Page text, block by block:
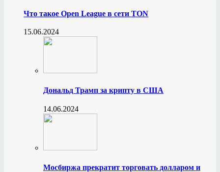
Что такое Open League в сети TON
15.06.2024
Дональд Трамп за крипту в США
14.06.2024
Мосбиржа прекратит торговать долларом и